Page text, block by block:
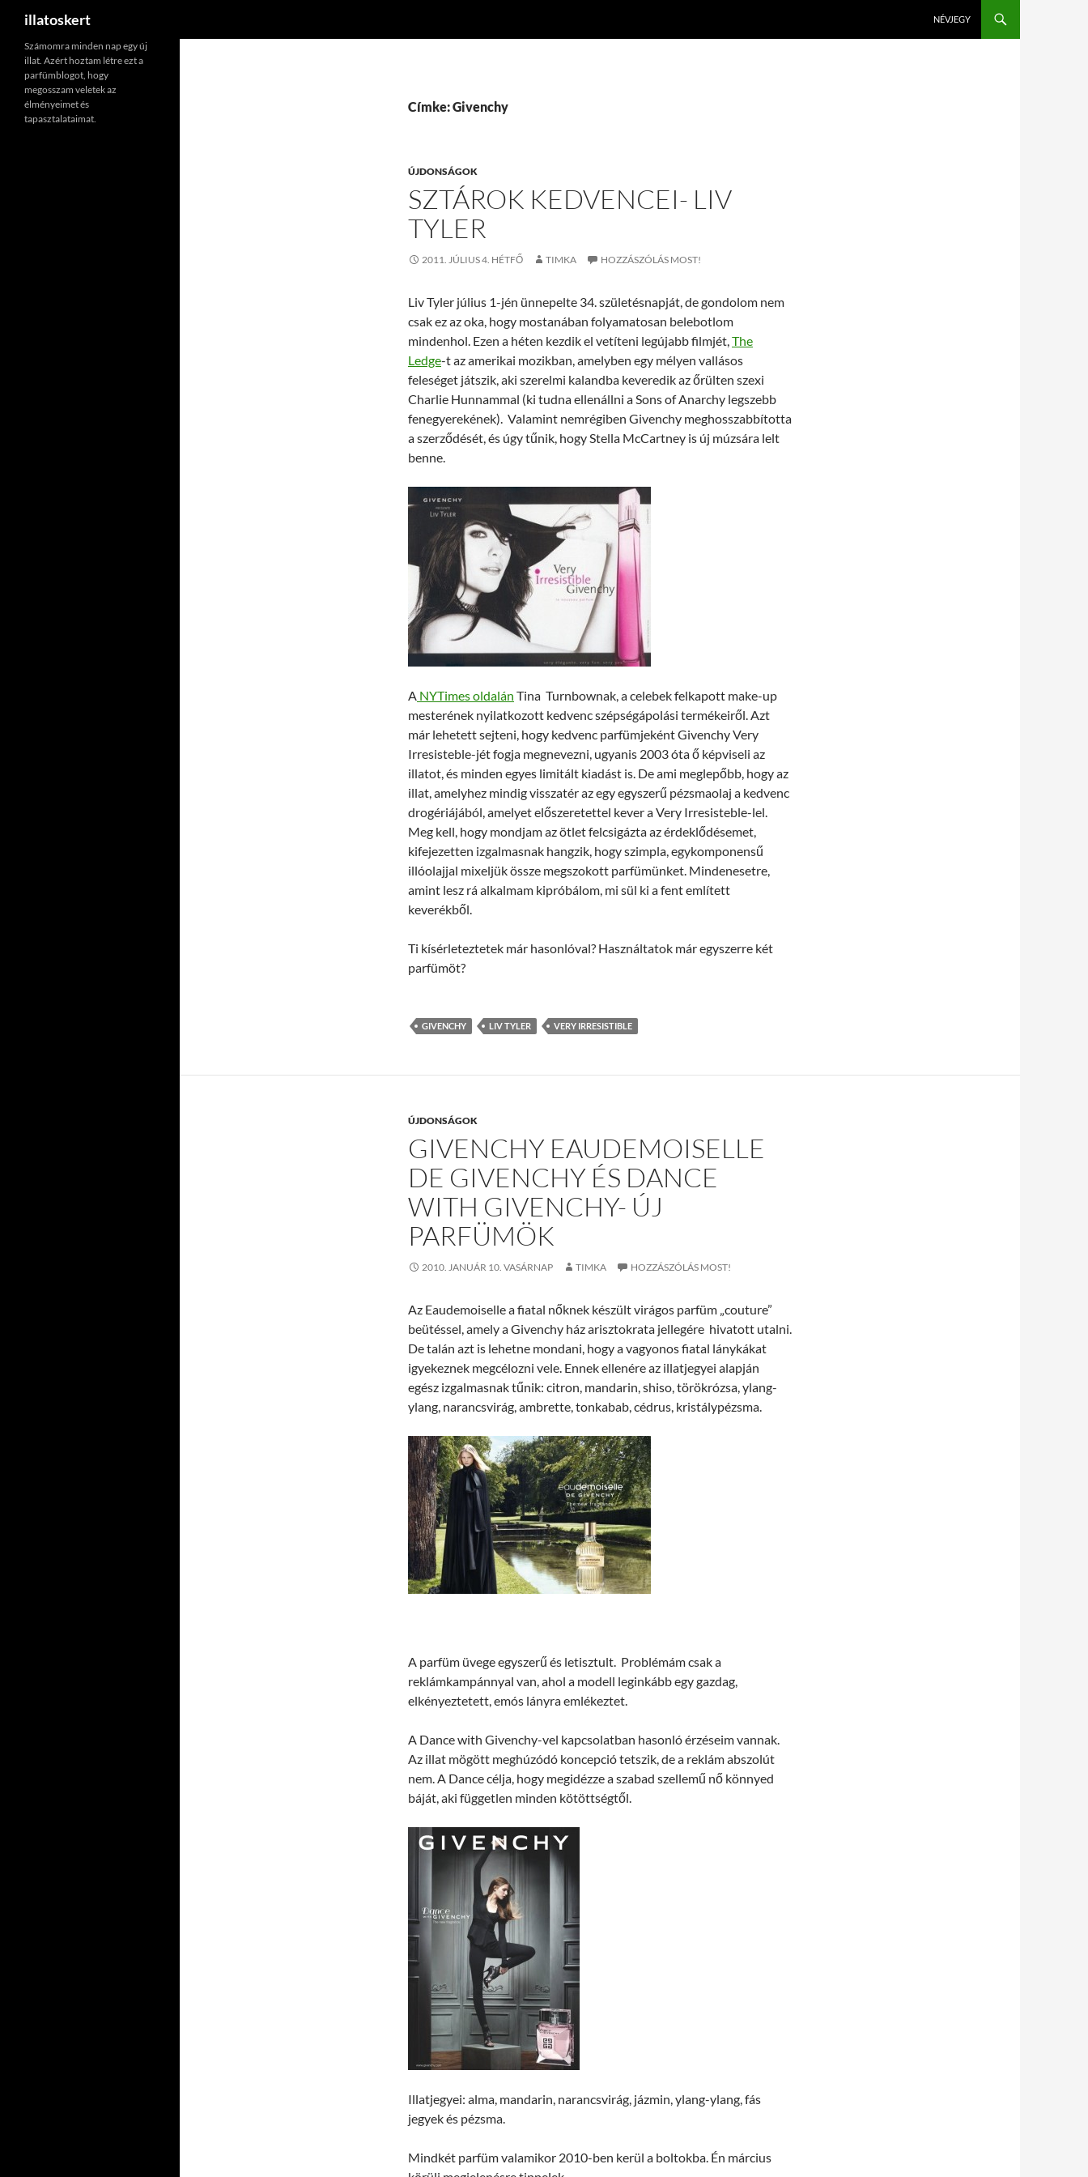
illatoskert
NÉVJEGY
Címke: Givenchy
ÚJDONSÁGOK
SZTÁROK KEDVENCEI- LIV
TYLER
2011. JÚLIUS 4. HÉTFŐ TIMKA HOZZÁSZÓLÁS MOST!
Liv Tyler július 1-jén ünnepelte 34. születésnapját, de gondolom nem
csak ez az oka, hogy mostanában folyamatosan belebotlom
mindenhol. Ezen a héten kezdik el vetíteni legújabb filmjét,The
Ledge-t az amerikai mozikban, amelyben egy mélyen vallásos
feleséget játszik, aki szerelmi kalandba keveredik az őrülten szexi
Charlie Hunnammal (ki tudna ellenállni a Sons of Anarchy legszebb
fenegyerekének). Valamint nemrégiben Givenchy meghosszabbította
a szerződését, és úgy tűnik, hogy Stella McCartney is új múzsára lelt
benne.
A NYTimes oldalán Tina Turnbownak, a celebek felkapott make-up
mesterének nyilatkozott kedvenc szépségápolási termékeiről. Azt
már lehetett sejteni, hogy kedvenc parfümjeként Givenchy Very
Irresisteble-jét fogja megnevezni, ugyanis 2003 óta ő képviseli az
illatot, és minden egyes limitált kiadást is. De ami meglepőbb, hogy az
illat, amelyhez mindig visszatér az egy egyszerű pézsmaolaj a kedvenc
drogériájából, amelyet előszeretettel kever a Very Irresisteble-lel.
Meg kell, hogy mondjam az ötlet felcsigázta az érdeklődésemet,
kifejezetten izgalmasnak hangzik, hogy szimpla, egykomponensű
illóolajjal mixeljük össze megszokott parfümünket. Mindenesetre,
amint lesz rá alkalmam kipróbálom, mi sül ki a fent említett
keverékből.
Ti kísérleteztetek már hasonlóval? Használtatok már egyszerre két
parfümöt?
GIVENCHY LIV TYLER VERY IRRESISTIBLE
ÚJDONSÁGOK
GIVENCHY EAUDEMOISELLE
DE GIVENCHY ÉS DANCE
WITH GIVENCHY- ÚJ
PARFÜMÖK
2010. JANUÁR 10. VASÁRNAP TIMKA HOZZÁSZÓLÁS MOST!
Az Eaudemoiselle a fiatal nőknek készült virágos parfüm „couture”
beütéssel, amely a Givenchy ház arisztokrata jellegére hivatott utalni.
De talán azt is lehetne mondani, hogy a vagyonos fiatal lánykákat
igyekeznek megcélozni vele. Ennek ellenére az illatjegyei alapján
egész izgalmasnak tűnik: citron, mandarin, shiso, törökrózsa, ylang-
ylang, narancsvirág, ambrette, tonkabab, cédrus, kristálypézsma.
A parfüm üvege egyszerű és letisztult. Problémám csak a
reklámkampánnyal van, ahol a modell leginkább egy gazdag,
elkényeztetett, emós lányra emlékeztet.
A Dance with Givenchy-vel kapcsolatban hasonló érzéseim vannak.
Az illat mögött meghúzódó koncepció tetszik, de a reklám abszolút
nem. A Dance célja, hogy megidézze a szabad szellemű nő könnyed
báját, aki független minden kötöttségtől.
Illatjegyei: alma, mandarin, narancsvirág, jázmin, ylang-ylang, fás
jegyek és pézsma.
Mindkét parfüm valamikor 2010-ben kerül a boltokba. Én március
Számomra minden nap egy új
illat. Azért hoztam létre ezt a
parfümblogot, hogy
megosszam veletek az
élményeimet és
tapasztalataimat.